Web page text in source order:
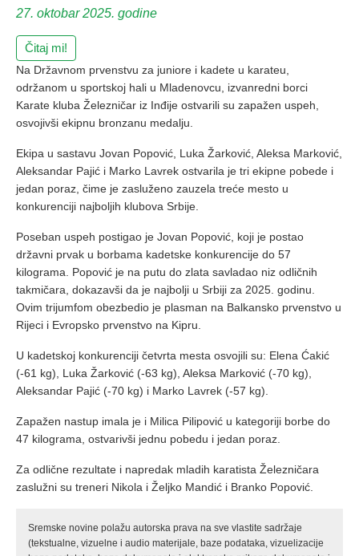
27. oktobar 2025. godine
Čitaj mi!
Na Državnom prvenstvu za juniore i kadete u karateu,
održanom u sportskoj hali u Mladenovcu, izvanredni borci
Karate kluba Železničar iz Inđije ostvarili su zapažen uspeh,
osvojivši ekipnu bronzanu medalju.
Ekipa u sastavu Jovan Popović, Luka Žarković, Aleksa Marković,
Aleksandar Pajić i Marko Lavrek ostvarila je tri ekipne pobede i
jedan poraz, čime je zasluženo zauzela treće mesto u
konkurenciji najboljih klubova Srbije.
Poseban uspeh postigao je Jovan Popović, koji je postao
državni prvak u borbama kadetske konkurencije do 57
kilograma. Popović je na putu do zlata savladao niz odličnih
takmičara, dokazavši da je najbolji u Srbiji za 2025. godinu.
Ovim trijumfom obezbedio je plasman na Balkansko prvenstvo u
Rijeci i Evropsko prvenstvo na Kipru.
U kadetskoj konkurenciji četvrta mesta osvojili su: Elena Ćakić
(-61 kg), Luka Žarković (-63 kg), Aleksa Marković (-70 kg),
Aleksandar Pajić (-70 kg) i Marko Lavrek (-57 kg).
Zapažen nastup imala je i Milica Pilipović u kategoriji borbe do
47 kilograma, ostvarivši jednu pobedu i jedan poraz.
Za odlične rezultate i napredak mladih karatista Železničara
zaslužni su treneri Nikola i Željko Mandić i Branko Popović.
Sremske novine polažu autorska prava na sve vlastite sadržaje
(tekstualne, vizuelne i audio materijale, baze podataka, vizuelizacije